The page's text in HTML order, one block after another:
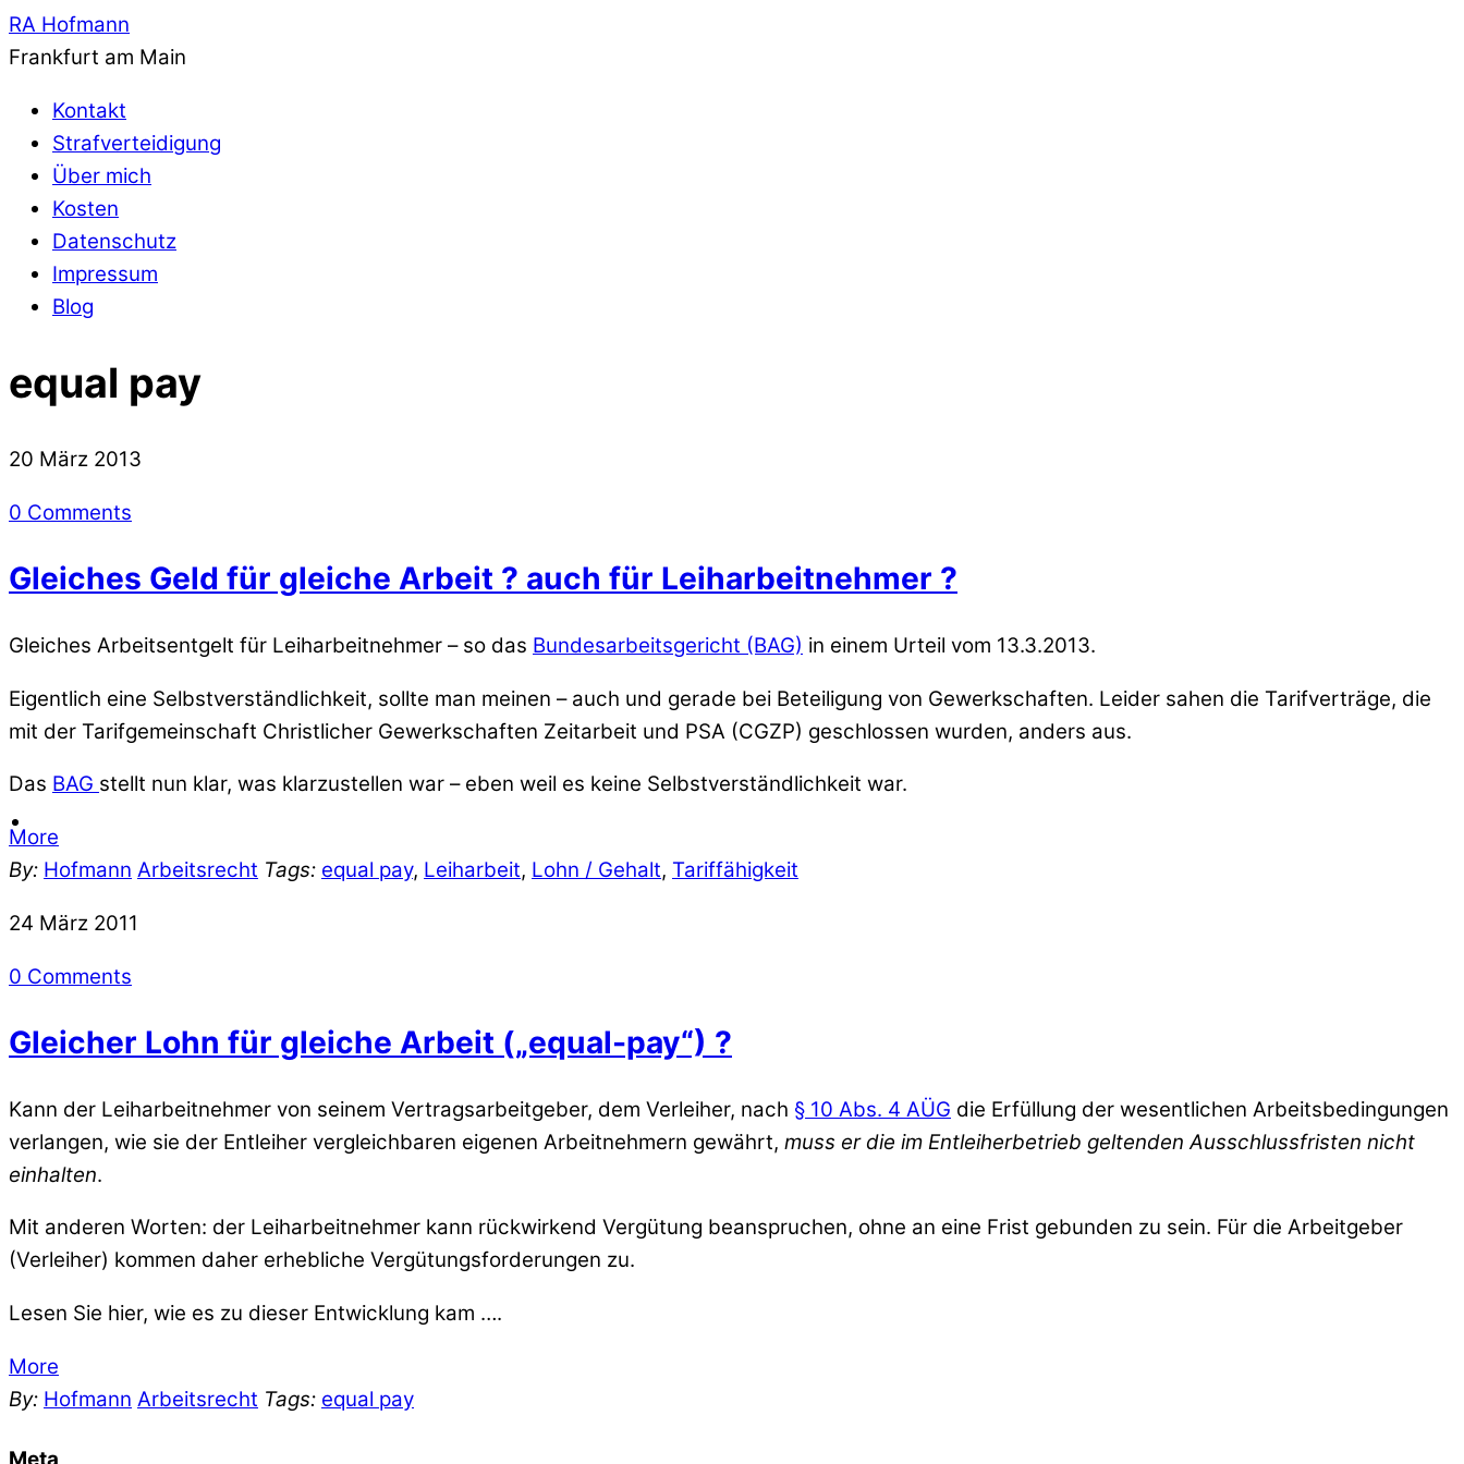
RA Hofmann
Frankfurt am Main
Kontakt
Strafverteidigung
Über mich
Kosten
Datenschutz
Impressum
Blog
equal pay
20 März 2013
0 Comments
Gleiches Geld für gleiche Arbeit ? auch für Leiharbeitnehmer ?
Gleiches Arbeitsentgelt für Leiharbeitnehmer – so das Bundesarbeitsgericht (BAG) in einem Urteil vom 13.3.2013.
Eigentlich eine Selbstverständlichkeit, sollte man meinen – auch und gerade bei Beteiligung von Gewerkschaften. Leider sahen die Tarifverträge, die
mit der Tarifgemeinschaft Christlicher Gewerkschaften Zeitarbeit und PSA (CGZP) geschlossen wurden, anders aus.
Das BAG stellt nun klar, was klarzustellen war – eben weil es keine Selbstverständlichkeit war.
More
By: Hofmann Arbeitsrecht Tags: equal pay, Leiharbeit, Lohn / Gehalt, Tariffähigkeit
24 März 2011
0 Comments
Gleicher Lohn für gleiche Arbeit („equal-pay“) ?
Kann der Leiharbeitnehmer von seinem Vertragsarbeitgeber, dem Verleiher, nach § 10 Abs. 4 AÜG die Erfüllung der wesentlichen Arbeitsbedingungen
verlangen, wie sie der Entleiher vergleichbaren eigenen Arbeitnehmern gewährt, muss er die im Entleiherbetrieb geltenden Ausschlussfristen nicht
einhalten.
Mit anderen Worten: der Leiharbeitnehmer kann rückwirkend Vergütung beanspruchen, ohne an eine Frist gebunden zu sein. Für die Arbeitgeber
(Verleiher) kommen daher erhebliche Vergütungsforderungen zu.
Lesen Sie hier, wie es zu dieser Entwicklung kam ….
More
By: Hofmann Arbeitsrecht Tags: equal pay